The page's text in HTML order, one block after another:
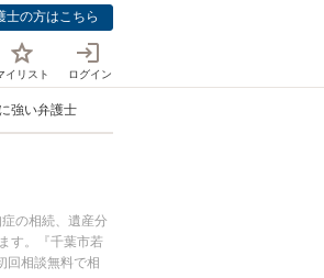
士の方はこちら
イリスト ログイン
強い弁護士
の相続、遺産分
す。『千葉市若
回相談無料で相